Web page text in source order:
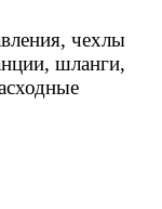
чехлы
шланги,